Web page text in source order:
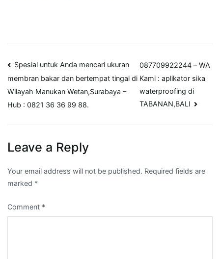
Post
navigation
Spesial untuk Anda mencari ukuran
membran bakar dan bertempat tingal di
Wilayah Manukan Wetan,Surabaya –
Hub : 0821 36 36 99 88.
087709922244 – WA
Kami : aplikator sika
waterproofing di
TABANAN,BALI
Leave a Reply
Your email address will not be published. Required fields are
marked *
Comment *